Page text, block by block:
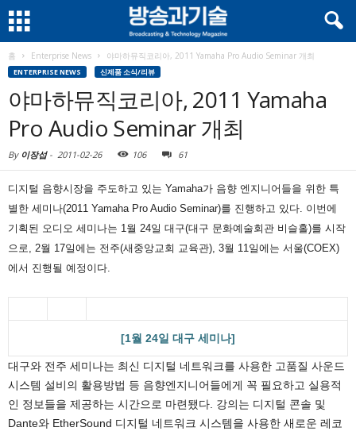
홈 Enterprise News 야마하뮤직코리아, 2011 Yamaha Pro Audio Seminar 개최
ENTERPRISE NEWS 신제품 소식/리뷰
야마하뮤직코리아, 2011 Yamaha
Pro Audio Seminar 개최
By 이장섭- 2011-02-26 106 61
디지털 음향시장을 주도하고 있는 Yamaha가 음향 엔지니어들을 위한 특
별한 세미나(2011 Yamaha Pro Audio Seminar)를 진행하고 있다. 이번에
기획된 오디오 세미나는 1월 24일 대구(대구 문화예술회관 비슬홀)를 시작
으로, 2월 17일에는 전주(새중앙교회 교육관), 3월 11일에는 서울(COEX)
에서 진행될 예정이다.
[1월 24일 대구 세미나]
대구와 전주 세미나는 최신 디지털 네트워크를 사용한 고품질 사운드
시스템 설비의 활용방법 등 음향엔지니어들에게 꼭 필요하고 실용적
인 정보들을 제공하는 시간으로 마련됐다. 강의는 디지털 콘솔 및
Dante와 EtherSound 디지털 네트워크 시스템을 사용한 새로운 레코